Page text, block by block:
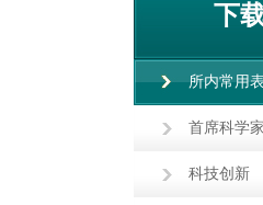
下
所内常用
首席科学
科技创新